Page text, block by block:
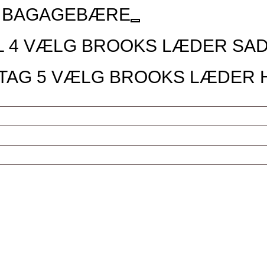
4 VÆLG BROOKS LÆDER
5 VÆLG BROOKS LÆDER